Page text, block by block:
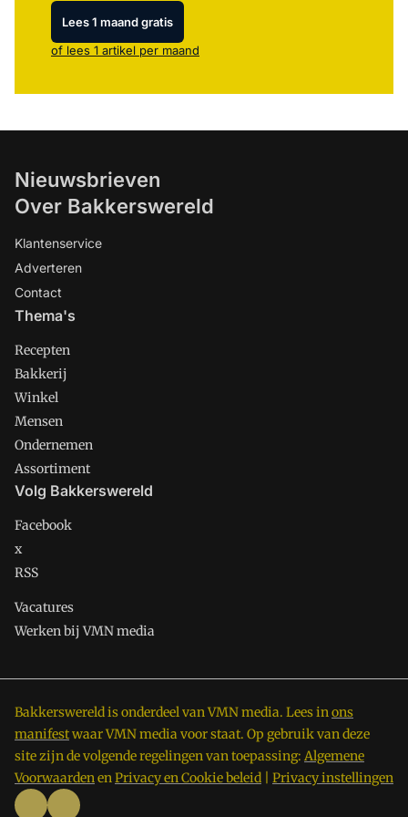
Lees 1 maand gratis
of lees 1 artikel per maand
Nieuwsbrieven
Over Bakkerswereld
Klantenservice
Adverteren
Contact
Thema's
Recepten
Bakkerij
Winkel
Mensen
Ondernemen
Assortiment
Volg Bakkerswereld
Facebook
x
RSS
Vacatures
Werken bij VMN media
Bakkerswereld is onderdeel van VMN media. Lees inons
manifestwaar VMN media voor staat. Op gebruik van deze
site zijn de volgende regelingen van toepassing: Algemene
VoorwaardenenPrivacy en Cookie beleid Privacy instellingen